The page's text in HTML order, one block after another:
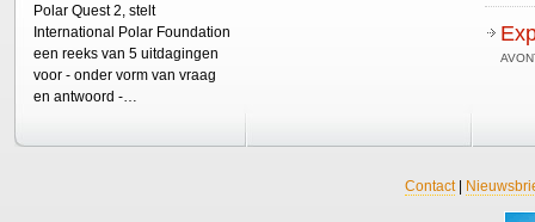
Polar Quest 2, stelt
International Polar Foundation
een reeks van 5 uitdagingen
voor - onder vorm van vraag
en antwoord -…
Contact|